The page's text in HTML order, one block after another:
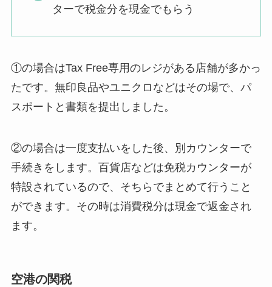
ターで税金分を現金でもらう
①の場合はTax Free専用のレジがある店舗が多かっ
たです。無印良品やユニクロなどはその場で、パ
スポートと書類を提出しました。
②の場合は一度支払いをした後、別カウンターで
手続きをします。百貨店などは免税カウンターが
特設されているので、そちらでまとめて行うこと
ができます。その時は消費税分は現金で返金され
ます。
空港の関税